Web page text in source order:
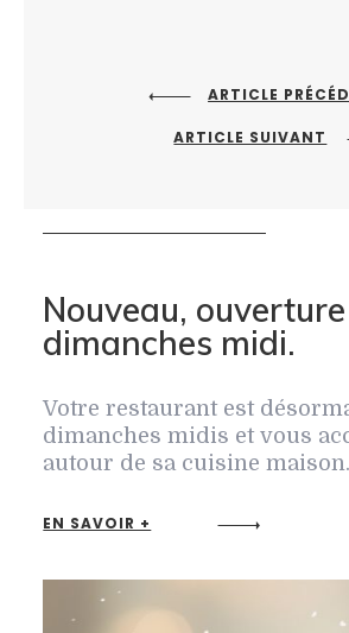
ARTICLE
ARTICLE SUIVANT
Nouveau,
dimanches midi.
Votre restaurant est
dimanches midis et vous
autour de sa cuisine maison.
EN SAVOIR +